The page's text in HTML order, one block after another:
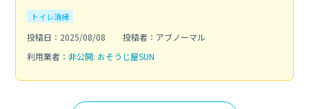
トイレ清掃
投稿日：2025/08/08
投稿者：アブノーマル
利用業者： 非公開: おそうじ屋SUN